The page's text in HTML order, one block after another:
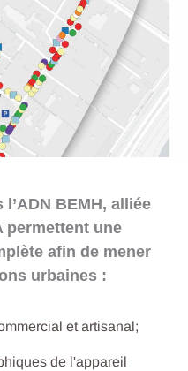
BEMH, alliée
permettent une
afin de mener
urbaines :
et artisanal;
de l'appareil